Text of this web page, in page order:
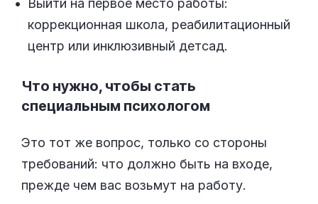
Выйти на первое место работы:
коррекционная школа, реабилитационный
центр или инклюзивный детсад.
Что нужно, чтобы стать
специальным психологом
Это тот же вопрос, только со стороны
требований: что должно быть на входе,
прежде чем вас возьмут на работу.